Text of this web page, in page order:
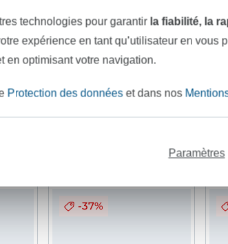
Boucle anneau demi-rond, 30 mm, métal, couleur argent
Boucle coulissante en métal, 25 mm, argenté
-37%
technologies pour garantir la fiabilité, la
expérience en tant qu’utilisateur en vous
en optimisant votre navigation.
Protection des donnéeset dans nos
Paramètres